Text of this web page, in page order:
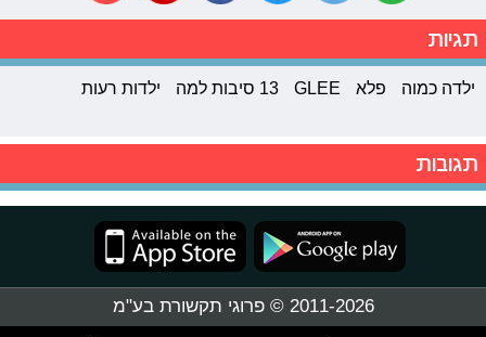
תגיות
ילדה כמוה פלא GLEE 13 סיבות למה ילדות רעות
תגובות
2011-2026 © פרוגי תקשורת בע"מ